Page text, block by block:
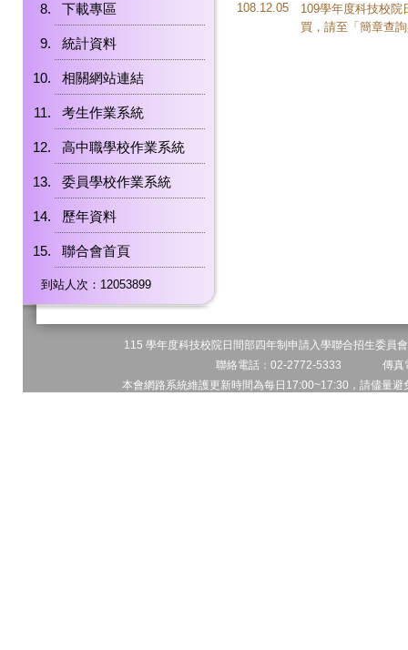
下載專區
統計資料
相關網站連結
考生作業系統
高中職學校作業系統
委員學校作業系統
歷年資料
聯合會首頁
到站人次：12053899
108.12.05
109學年度科技校院
買，請至「簡章查
115 學年度科技校院日間部四年制申請入學聯合招生委
聯絡電話：02-2772-5333 傳
本會網路系統維護更新時間為每日17:00~17:30，請儘量